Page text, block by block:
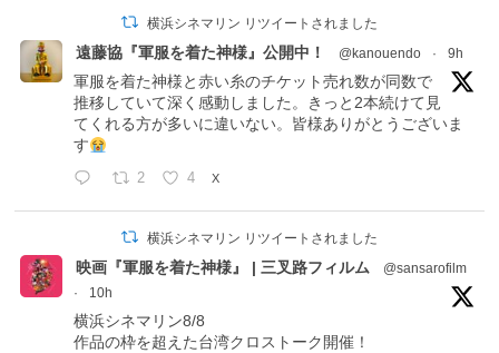
横浜シネマリン リツイートされました
遠藤協『軍服を着た神様』公開中！ @kanouendo · 9h
軍服を着た神様と赤い糸のチケット売れ数が同数で
推移していて深く感動しました。きっと2本続けて見
てくれる方が多いに違いない。皆様ありがとうございま
す
2 4 X
横浜シネマリン リツイートされました
映画『軍服を着た神様』 | 三叉路フィルム
@sansarofilm
·
10h
横浜シネマリン8/8
作品の枠を超えた台湾クロストーク開催！